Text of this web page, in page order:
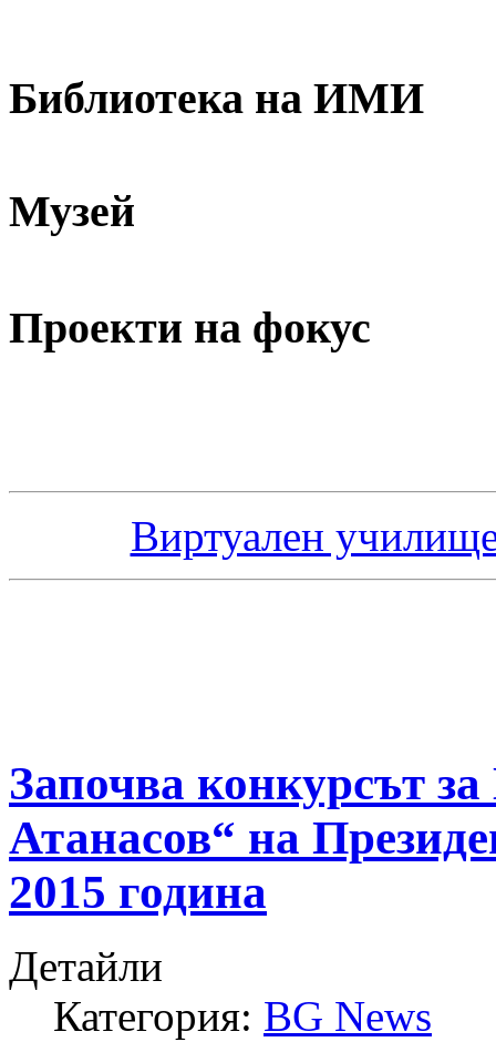
Библиотека на ИМИ
Музей
Проекти на фокус
Виртуален
Започва конкурсът
Атанасов“ на
2015 година
Детайли
Категория: BG News